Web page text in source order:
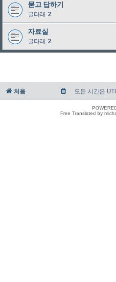
묻고 답하기
글타래: 2
자료실
글타래: 2
처음 모든 시간은
Free Translated by